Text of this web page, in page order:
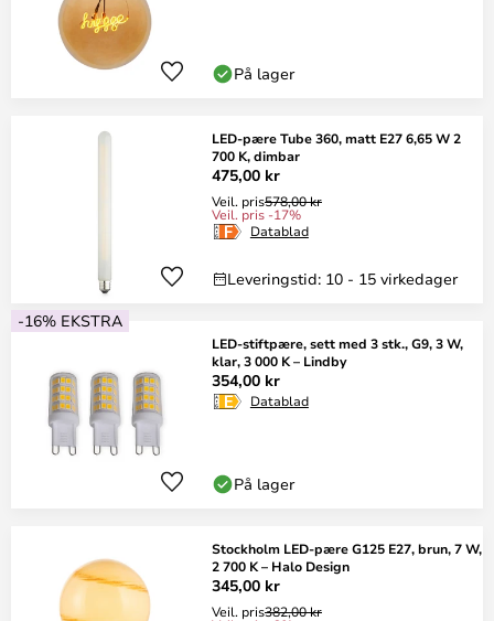
På lager
LED-pære Tube 360, matt E27 6,65 W 2
700 K, dimbar
475,00 kr
Veil. pris578,00 kr
Veil. pris -17%
Datablad
Leveringstid: 10 - 15 virkedager
-16% EKSTRA
LED-stiftpære, sett med 3 stk., G9, 3 W,
klar, 3 000 K – Lindby
354,00 kr
Datablad
På lager
Stockholm LED-pære G125 E27, brun, 7 W,
2 700 K – Halo Design
345,00 kr
Veil. pris382,00 kr